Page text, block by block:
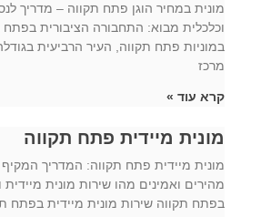
מונית במחיר הוגן פתח תקווה – מדריך
וכלכלית מבוא: התחבורה הציבורית בפתח
במוניות פתח תקווה, העיר הרביעית
מרכז
קרא עוד »
מונית מיידית פתח תקווה
מונית מיידית פתח תקווה: המדריך
מהירים ואמינים מהו שירות מונית מיידית
בפתח תקווה שירות מונית מיידית בפתח